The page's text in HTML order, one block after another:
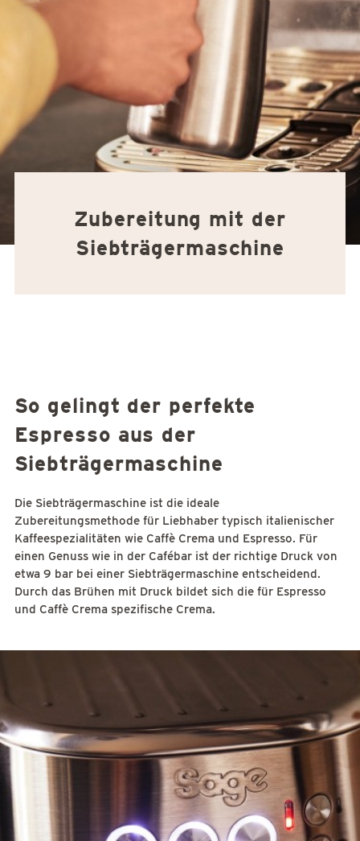
Zubereitung mit der
Siebträgermaschine
So gelingt der perfekte
Espresso aus der
Siebträgermaschine
Die Siebträgermaschine ist die ideale
Zubereitungsmethode für Liebhaber typisch italienischer
Kaffeespezialitäten wie Caffè Crema und Espresso. Für
einen Genuss wie in der Cafébar ist der richtige Druck von
etwa 9 bar bei einer Siebträgermaschine entscheidend.
Durch das Brühen mit Druck bildet sich die für Espresso
und Caffè Crema spezifische Crema.